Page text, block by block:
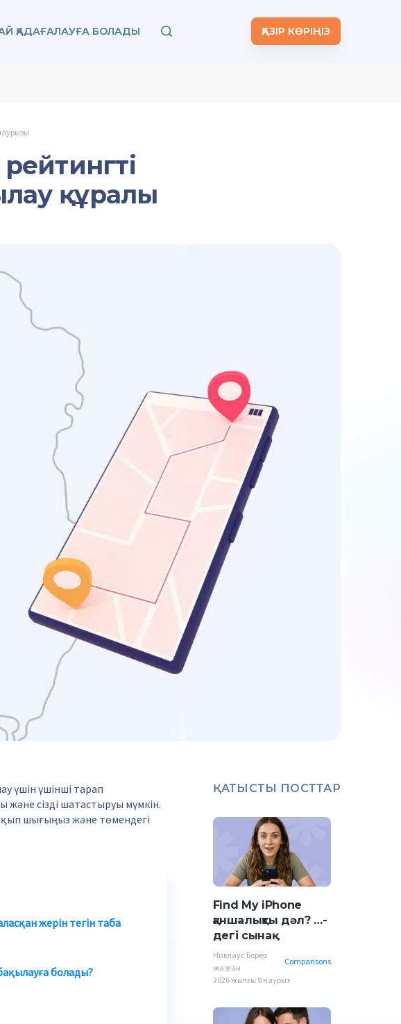
ҚАДАҒАЛАУҒА БОЛАДЫ ҚАЗІР КӨРІҢІЗ
құралы
үшін үшінші тарап
сізді шатастыруы мүмкін.
оқып шығыңыз және төмендегі
жерін тегін таба
болады?
ҚАТЫСТЫ ПОСТТАР
Find My iPhone
қаншалықты дәл? …-
дегі сынақ
Никлаус Борер
жазған
Comparisons
2026 жылғы 9 наурыз